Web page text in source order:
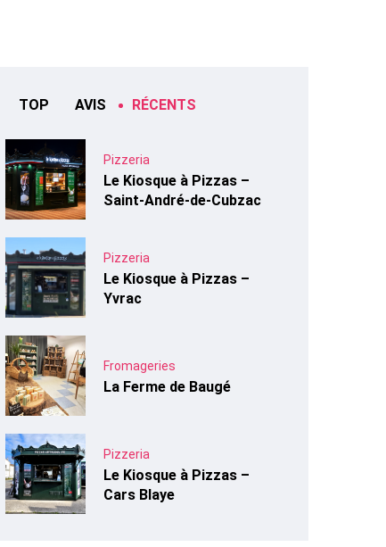
TOP AVIS RÉCENTS
Pizzeria
Le Kiosque à Pizzas –
Saint-André-de-Cubzac
Pizzeria
Le Kiosque à Pizzas –
Yvrac
Fromageries
La Ferme de Baugé
Pizzeria
Le Kiosque à Pizzas –
Cars Blaye